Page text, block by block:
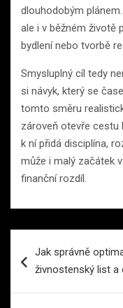
dlouhodobým
ale i v běžném životě
bydlení nebo tvorbě
Smysluplný cíl tedy
si návyk, který se
tomto směru
zároveň otevře cestu
k ní přidá disciplína,
může i malý začátek
finanční rozdíl.
proJak správně
živnostenský list a